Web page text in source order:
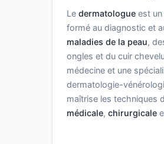
Le dermatologue est
formé au diagnostic et
maladies de la peau,
ongles et du cuir
médecine et une
dermatologie-
maîtrise les techniques
médicale, chirurgicale